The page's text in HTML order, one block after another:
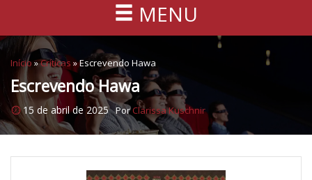
MENU
Início »Críticas »Escrevendo Hawa
Escrevendo Hawa
15 de abril de 2025 PorClarissa Kuschnir